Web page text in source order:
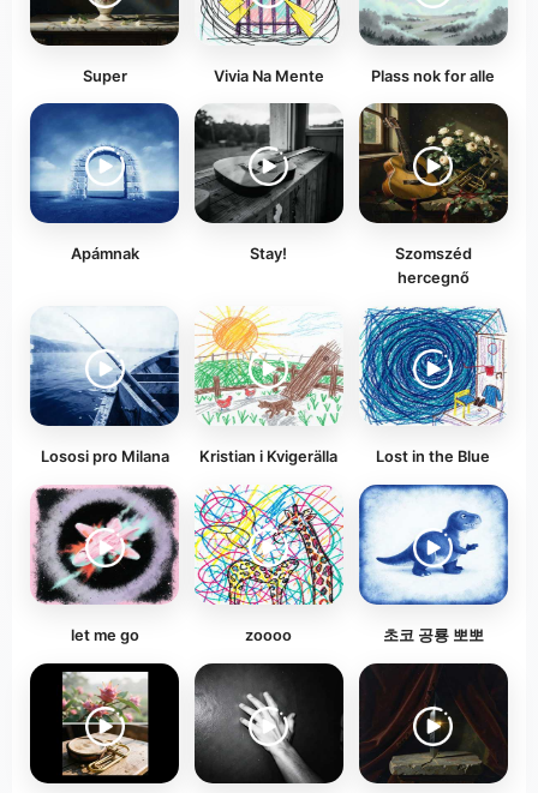
Super Vivia Na Mente Plass nok for alle
Apámnak Stay!
Szomszéd
hercegnő
Lososi pro Milana Kristian i Kvigerälla Lost in the Blue
let me go zoooo 초코 공룡 뽀뽀